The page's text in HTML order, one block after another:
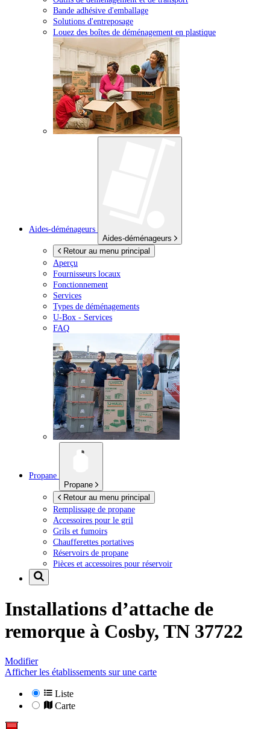
Bande adhésive d'emballage
Solutions d'entreposage
Louez des boîtes de déménagement en plastique
Aides-déménageurs
Aides-déménageurs
Retour au menu principal
Aperçu
Fournisseurs locaux
Fonctionnement
Services
Types de déménagements
U-Box - Services
FAQ
Propane
Propane
Retour au menu principal
Remplissage de propane
Accessoires pour le gril
Grils et fumoirs
Chaufferettes portatives
Réservoirs de propane
Pièces et accessoires pour réservoir
Installations d’attache de
remorque à Cosby, TN 37722
Modifier
Afficher les établissements sur une carte
Liste
Carte